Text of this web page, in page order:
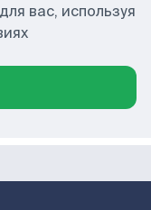
вас, используя